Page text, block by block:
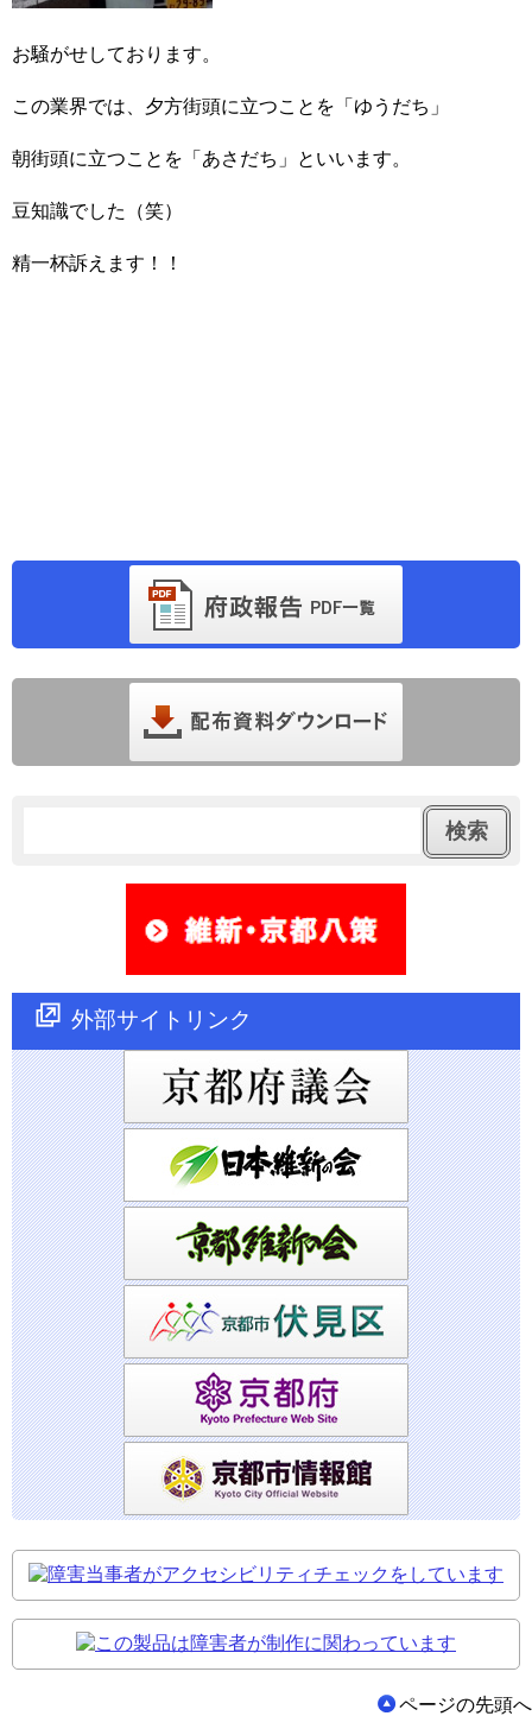
お騒がせしております。
この業界では、夕方街頭に立つことを「ゆうだち」
朝街頭に立つことを「あさだち」といいます。
豆知識でした（笑）
精一杯訴えます！！
外部サイトリンク
ページの先頭へ